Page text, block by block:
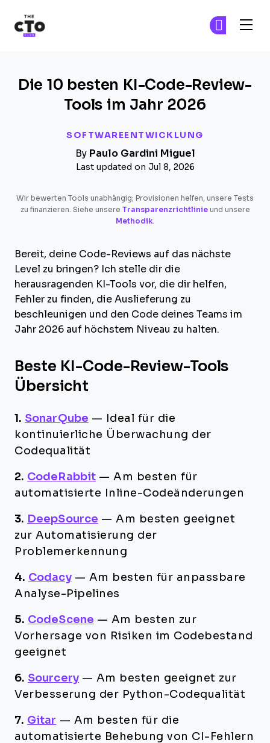
SOFTWAREENTWICKLUNG
Die 10 besten KI-Code-Review-
Tools im Jahr 2026
By Paulo Gardini Miguel
Last updated on Jul 8, 2026
Wir bewerten Tools unabhängig; Provisionen helfen, unsere Tests
zu finanzieren. Siehe unsere Transparenzrichtlinieund unsere
Methodik.
Bereit, deine Code-Reviews auf das nächste
Level zu bringen? Ich stelle dir die
herausragenden KI-Tools vor, die dir helfen,
Fehler zu finden, die Auslieferung zu
beschleunigen und den Code deines Teams im
Jahr 2026 auf höchstem Niveau zu halten.
Beste KI-Code-Review-Tools
Übersicht
1. SonarQube —
Ideal für die
kontinuierliche Überwachung der
Codequalität
2. CodeRabbit — Am besten für
automatisierte Inline-Codeänderungen
3. DeepSource — Am besten geeignet
zur Automatisierung der
Problemerkennung
4. Codacy — Am besten für anpassbare
Analyse-Pipelines
5. CodeScene — Am besten zur
Vorhersage von Risiken im Codebestand
geeignet
6. Sourcery — Am besten geeignet zur
Verbesserung der Python-Codequalität
7. Gitar — Am besten für die
automatisierte Behebung von CI-Fehlern